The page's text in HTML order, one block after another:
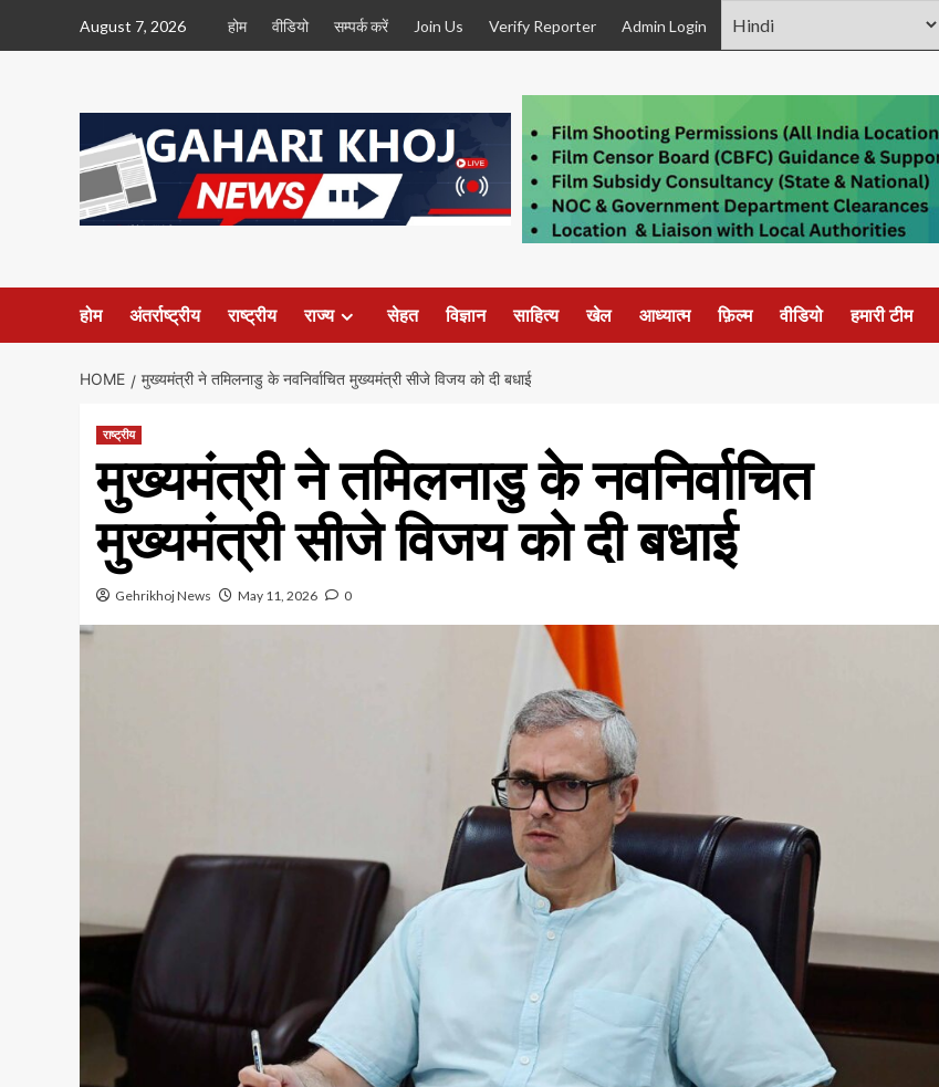
August 7, 2026 होम वीडियो सम्पर्क करें Join Us Verify Reporter Admin Login
होम अंतर्राष्ट्रीय राष्ट्रीय राज्य सेहत विज्ञान साहित्य खेल आध्यात्म फ़िल्म वीडियो हमारी टीम
HOME मुख्यमंत्री ने तमिलनाडु के नवनिर्वाचित मुख्यमंत्री सीजे विजय को दी बधाई
राष्ट्रीय
मुख्यमंत्री ने तमिलनाडु के नवनिर्वाचित
मुख्यमंत्री सीजे विजय को दी बधाई
Gehrikhoj News May 11, 2026 0